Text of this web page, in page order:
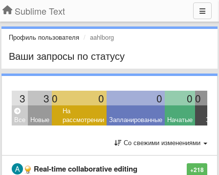
Sublime Text
Профиль пользователя aahlborg
Ваши запросы по статусу
3 3 0 0 0 0 0
Все Новые
На
рассмотрении Запланированные Начатые
Со свежими изменениями
+218
Real-time collaborative editing